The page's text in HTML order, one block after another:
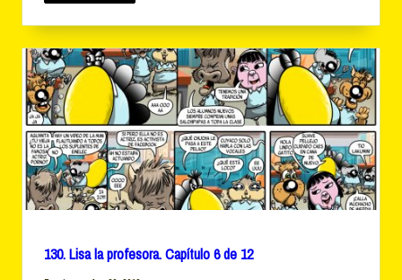
130. Lisa la profesora. Capítulo 6 de 12